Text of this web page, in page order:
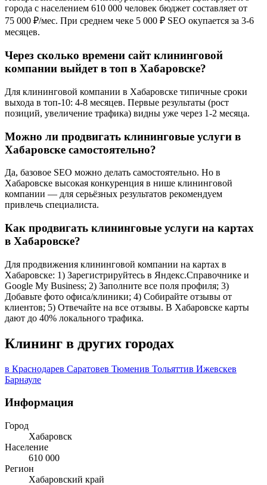
города с населением 610 000 человек бюджет составляет от
75 000 ₽/мес. При среднем чеке 5 000 ₽ SEO окупается за 3-6
месяцев.
Через сколько времени сайт клининговой
компании выйдет в топ в Хабаровске?
Для клининговой компании в Хабаровске типичные сроки
выхода в топ-10: 4-8 месяцев. Первые результаты (рост
позиций, увеличение трафика) видны уже через 1-2 месяца.
Можно ли продвигать клининговые услуги в
Хабаровске самостоятельно?
Да, базовое SEO можно делать самостоятельно. Но в
Хабаровске высокая конкуренция в нише клининговой
компании — для серьёзных результатов рекомендуем
привлечь специалиста.
Как продвигать клининговые услуги на картах
в Хабаровске?
Для продвижения клининговой компании на картах в
Хабаровске: 1) Зарегистрируйтесь в Яндекс.Справочнике и
Google My Business; 2) Заполните все поля профиля; 3)
Добавьте фото офиса/клиники; 4) Собирайте отзывы от
клиентов; 5) Отвечайте на все отзывы. В Хабаровске карты
дают до 40% локального трафика.
Клининг в других городах
в Краснодарев Саратовев Тюменив Тольяттив Ижевскев
Барнауле
Информация
Город
Хабаровск
Население
610 000
Регион
Хабаровский край